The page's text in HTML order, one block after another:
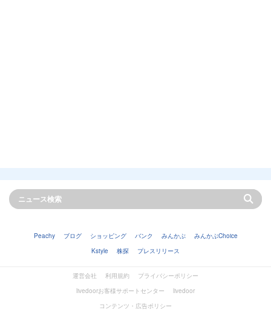
Peachy ブログ ショッピング バンク みんかぶ
みんかぶChoice
Kstyle
株探 プレスリリース
運営会社 利用規約
プライバシーポリシー
livedoorお客様サポートセンター
livedoor
コンテンツ・広告ポリシー